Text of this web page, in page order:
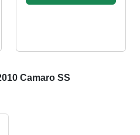
Camaro SS